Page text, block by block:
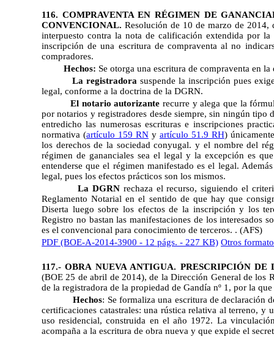
116. COMPRAVENTA EN RÉGIMEN DE
CONVENCIONAL. Resolución de 10 de marzo de 2014,
interpuesto contra la nota de calificación extendida por
inscripción de una escritura de compraventa al no
compradores.
Hechos: Se otorga una escritura de compraventa en
La registradora suspende la inscripción pues
legal, conforme a la doctrina de la DGRN.
El notario autorizante recurre y alega que la
por notarios y registradores desde siempre, sin ningún tipo
entredicho las numerosas escrituras e inscripciones
normativa (artículo 159 RNy artículo 51.9 RH)
los derechos de la sociedad conyugal. y el nombre del
régimen de gananciales sea el legal y la excepción es
entenderse que el régimen manifestado es el legal.
legal, pues los efectos prácticos son los mismos.
La DGRNrechaza el recurso, siguiendo el
Reglamento Notarial en el sentido de que hay que
Diserta luego sobre los efectos de la inscripción y los
Registro no bastan las manifestaciones de los interesados
es el convencional para conocimiento de terceros. . (AFS)
PDF (BOE-A-2014-3900 - 12 págs. - 227 KB) Otros
117.- OBRA NUEVA ANTIGUA. PRESCRIPCIÓN
(BOE 25 de abril de 2014), de la Dirección General de los
de la registradora de la propiedad de Gandía nº 1, por la
Hechos: Se formaliza una escritura de declaración
certificaciones catastrales: una rústica relativa al terreno,
uso residencial, construida en el año 1972. La
acompaña a la escritura de obra nueva y que expide el